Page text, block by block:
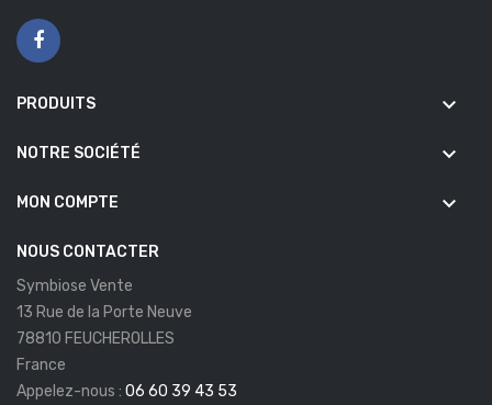
PRODUITS keyboard_arrow_down
NOTRE SOCIÉTÉ keyboard_arrow_down
MON COMPTE keyboard_arrow_down
NOUS CONTACTER
Symbiose Vente
13 Rue de la Porte Neuve
78810 FEUCHEROLLES
France
Appelez-nous : 06 60 39 43 53